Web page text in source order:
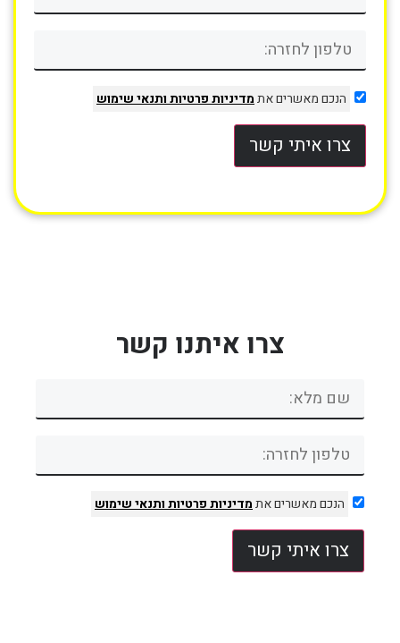
הנכם מאשרים אתמדיניות פרטיותותנאי שימוש
צרו איתי קשר
צרו איתנו קשר
הנכם מאשרים אתמדיניות פרטיותותנאי שימוש
צרו איתי קשר